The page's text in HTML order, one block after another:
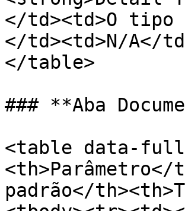
</td><td>O tipo
</td><td>N/A</
</table>
### **Aba
<table data-
padrão</